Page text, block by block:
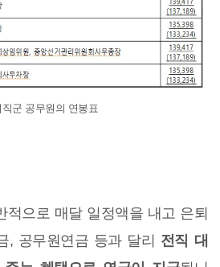
직군 공무원의 연봉표
적으로 매달 일정액을 내고 은퇴
, 공무원연금 등과 달리 전직 대